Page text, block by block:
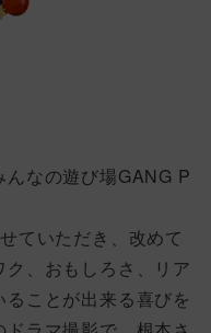
なの遊び場GANG P
ていただき、改めて
、おもしろさ、リア
ことが出来る喜びを